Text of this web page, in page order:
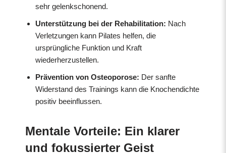
sehr gelenkschonend.
Unterstützung bei der Rehabilitation: Nach
Verletzungen kann Pilates helfen, die
ursprüngliche Funktion und Kraft
wiederherzustellen.
Prävention von Osteoporose: Der sanfte
Widerstand des Trainings kann die Knochendichte
positiv beeinflussen.
Mentale Vorteile: Ein klarer
und fokussierter Geist